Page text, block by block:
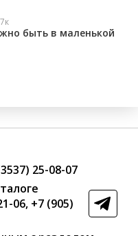
быть в маленькой
25-08-07
06, +7 (905)